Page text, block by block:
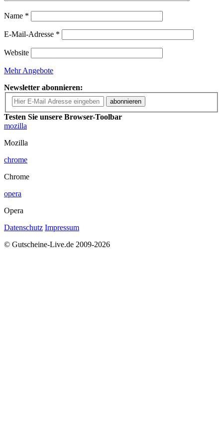
Name *
E-Mail-Adresse *
Website
Mehr Angebote
Newsletter abonnieren:
abonnieren
Testen Sie unsere Browser-Toolbar
mozilla
Mozilla
chrome
Chrome
opera
Opera
Datenschutz Impressum
© Gutscheine-Live.de 2009-2026